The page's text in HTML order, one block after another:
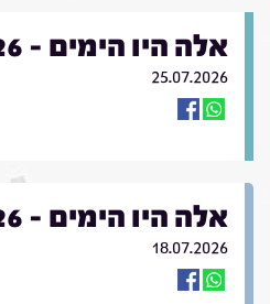
אלה היו הימים - 25.07.26
25.07.2026
אלה היו הימים - 18.07.26
18.07.2026